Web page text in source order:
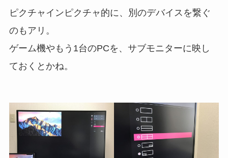
ピクチャインピクチャ的に、別のデバイスを繋ぐ
のもアリ。
ゲーム機やもう1台のPCを、サブモニターに映し
ておくとかね。